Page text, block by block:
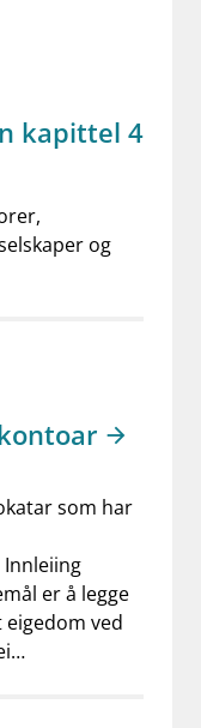
kapittel 4
og
som har
er å legge
ved